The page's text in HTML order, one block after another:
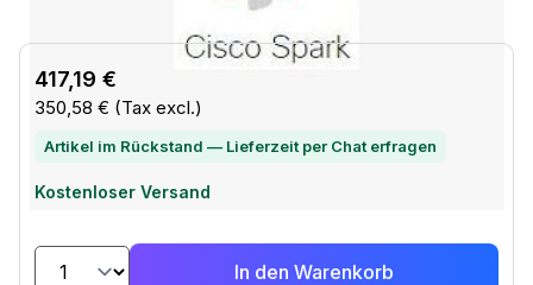
417,19 €
350,58 € (Tax excl.)
Artikel im Rückstand — Lieferzeit per Chat erfragen
Kostenloser Versand
In den Warenkorb